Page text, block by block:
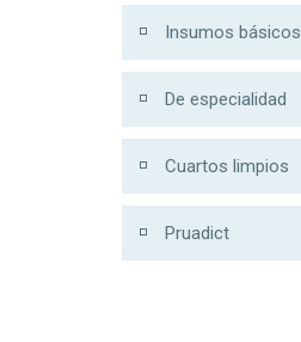
Insumos básicos
De especialidad
Cuartos limpios
Pruadict